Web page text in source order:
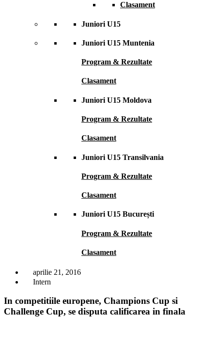
Clasament
Juniori U15
Juniori U15 Muntenia
Program & Rezultate
Clasament
Juniori U15 Moldova
Program & Rezultate
Clasament
Juniori U15 Transilvania
Program & Rezultate
Clasament
Juniori U15 București
Program & Rezultate
Clasament
aprilie 21, 2016
Intern
In competitiile europene, Champions Cup si
Challenge Cup, se disputa calificarea in finala